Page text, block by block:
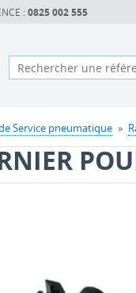
: 0825 002 555
Service pneumatique »